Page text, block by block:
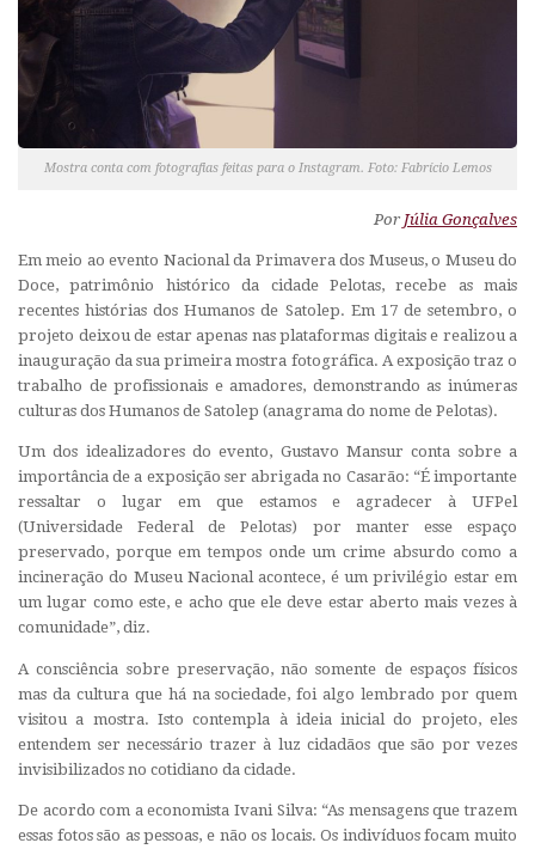
Mostra conta com fotografias feitas para o Instagram. Foto: Fabrício Lemos
Por Júlia Gonçalves
Em meio ao evento Nacional da Primavera dos Museus, o Museu do
Doce, patrimônio histórico da cidade Pelotas, recebe as mais
recentes histórias dos Humanos de Satolep. Em 17 de setembro, o
projeto deixou de estar apenas nas plataformas digitais e realizou a
inauguração da sua primeira mostra fotográfica. A exposição traz o
trabalho de profissionais e amadores, demonstrando as inúmeras
culturas dos Humanos de Satolep (anagrama do nome de Pelotas).
Um dos idealizadores do evento, Gustavo Mansur conta sobre a
importância de a exposição ser abrigada no Casarão: “É importante
ressaltar o lugar em que estamos e agradecer à UFPel
(Universidade Federal de Pelotas) por manter esse espaço
preservado, porque em tempos onde um crime absurdo como a
incineração do Museu Nacional acontece, é um privilégio estar em
um lugar como este, e acho que ele deve estar aberto mais vezes à
comunidade”, diz.
A consciência sobre preservação, não somente de espaços físicos
mas da cultura que há na sociedade, foi algo lembrado por quem
visitou a mostra. Isto contempla à ideia inicial do projeto, eles
entendem ser necessário trazer à luz cidadãos que são por vezes
invisibilizados no cotidiano da cidade.
De acordo com a economista Ivani Silva: “As mensagens que trazem
essas fotos são as pessoas, e não os locais. Os indivíduos focam muito